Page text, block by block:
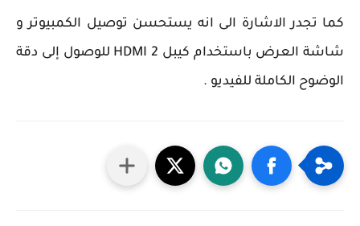
كما تجدر الاشارة الى انه يستحسن توصيل الكمبيوتر و
شاشة العرض باستخدام كيبل HDMI 2 للوصول إلى دقة
الوضوح الكاملة للفيديو .